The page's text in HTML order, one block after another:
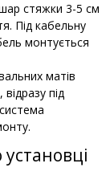
стяжки 3-5 см
Під кабельну
монтується
матів
під